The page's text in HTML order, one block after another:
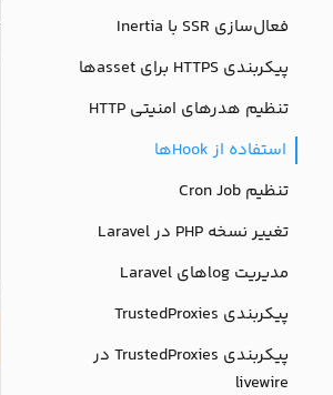
فعال‌سازی SSR با Inertia
پیکربندی HTTPS برای assetها
تنظیم هدرهای امنیتی HTTP
استفاده از Hookها
تنظیم Cron Job
تغییر نسخه PHP در Laravel
مدیریت logهای Laravel
پیکربندی TrustedProxies
پیکربندی TrustedProxies در
livewire